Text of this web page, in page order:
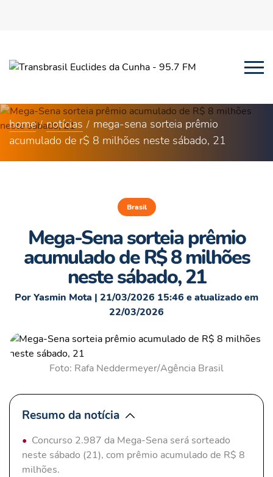
home notícias
mega-sena sorteia prêmio
acumulado de r$ 8 milhões neste sábado, 21
Brasil
Mega-Sena sorteia prêmio
acumulado de R$ 8 milhões
neste sábado, 21
Por Yasmin Mota | 21/03/2026 15:46 e atualizado em
22/03/2026
Foto: Rafa Neddermeyer/Agência Brasil
Resumo da notícia
Concurso 2.987 da Mega-Sena será sorteado
neste sábado (21), com prêmio acumulado de R$ 8
milhões.